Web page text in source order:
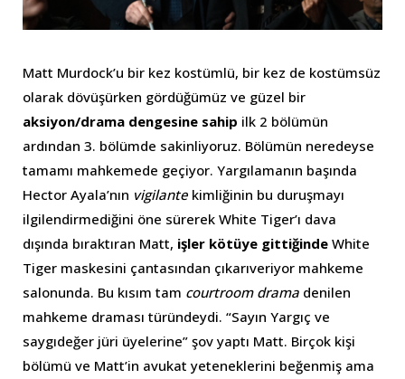
Matt Murdock’u bir kez kostümlü, bir kez de kostümsüz
olarak dövüşürken gördüğümüz ve güzel bir
aksiyon/drama dengesine sahip ilk 2 bölümün
ardından 3. bölümde sakinliyoruz. Bölümün neredeyse
tamamı mahkemede geçiyor. Yargılamanın başında
Hector Ayala’nın vigilante kimliğinin bu duruşmayı
ilgilendirmediğini öne sürerek White Tiger’ı dava
dışında bıraktıran Matt, işler kötüye gittiğinde White
Tiger maskesini çantasından çıkarıveriyor mahkeme
salonunda. Bu kısım tam courtroom drama denilen
mahkeme draması türündeydi. “Sayın Yargıç ve
saygıdeğer jüri üyelerine” şov yaptı Matt. Birçok kişi
bölümü ve Matt’in avukat yeteneklerini beğenmiş ama